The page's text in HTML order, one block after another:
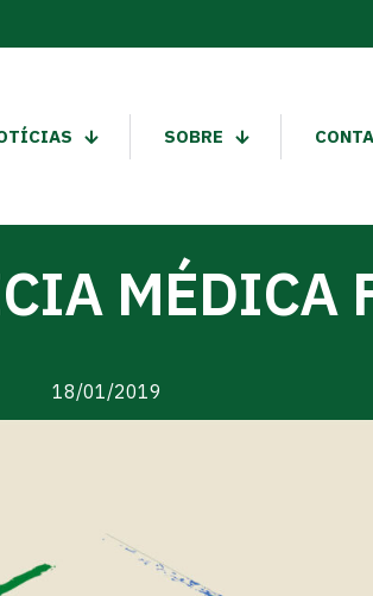
SOBRE
MÉDICA
18/01/2019